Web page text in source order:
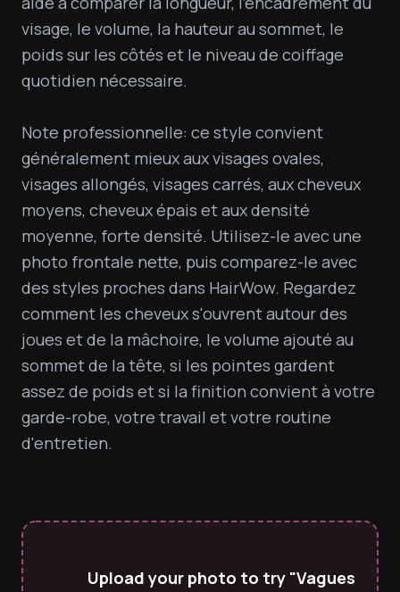
visage, le volume, la hauteur au sommet, le
poids sur les côtés et le niveau de coiffage
quotidien nécessaire.
Note professionnelle: ce style convient
généralement mieux aux visages ovales,
visages allongés, visages carrés, aux cheveux
moyens, cheveux épais et aux densité
moyenne, forte densité. Utilisez-le avec une
photo frontale nette, puis comparez-le avec
des styles proches dans HairWow. Regardez
comment les cheveux s'ouvrent autour des
joues et de la mâchoire, le volume ajouté au
sommet de la tête, si les pointes gardent
assez de poids et si la finition convient à votre
garde-robe, votre travail et votre routine
d'entretien.
Upload your photo to try "Vagues